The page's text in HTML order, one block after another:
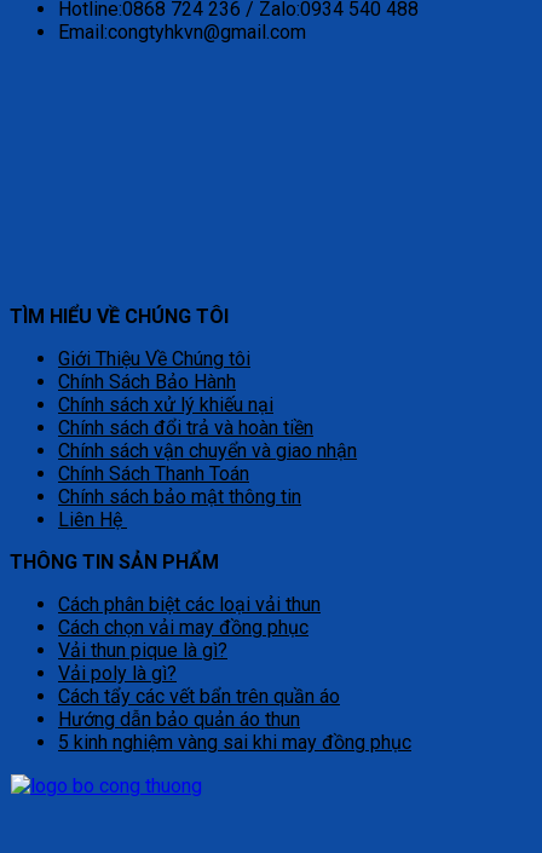
Hotline:0868 724 236 / Zalo:0934 540 488
Email:congtyhkvn@gmail.com
TÌM HIỂU VỀ CHÚNG TÔI
Giới Thiệu Về Chúng tôi
Chính Sách Bảo Hành
Chính sách xử lý khiếu nại
Chính sách đổi trả và hoàn tiền
Chính sách vận chuyển và giao nhận
Chính Sách Thanh Toán
Chính sách bảo mật thông tin
Liên Hệ
THÔNG TIN SẢN PHẨM
Cách phân biệt các loại vải thun
Cách chọn vải may đồng phục
Vải thun pique là gì?
Vải poly là gì?
Cách tẩy các vết bẩn trên quần áo
Hướng dẫn bảo quản áo thun
5 kinh nghiệm vàng sai khi may đồng phục